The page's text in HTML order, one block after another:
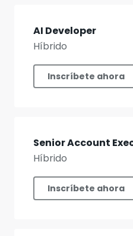
AI Developer
Híbrido
Inscríbete ahora
Senior Account
Híbrido
Inscríbete ahora